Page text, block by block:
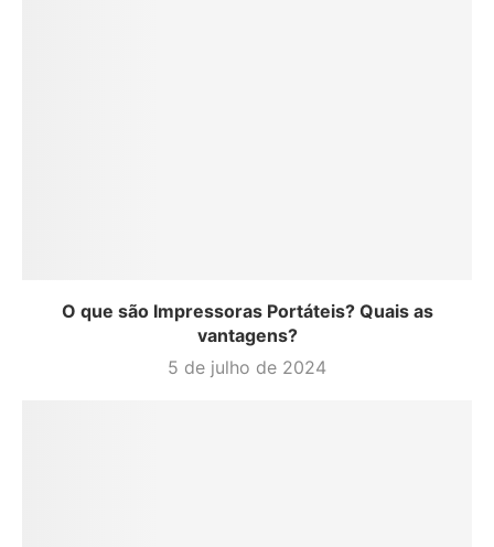
O que são Impressoras Portáteis? Quais as
vantagens?
5 de julho de 2024